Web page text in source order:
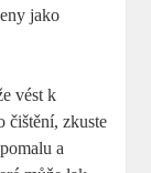
jako
vést k
čištění, zkuste
a